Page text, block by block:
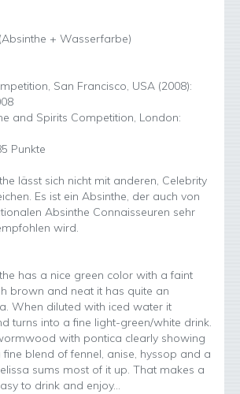
+ Wasserfarbe)
San Francisco, USA (2008):
and Spirits Competition, London:
Punkte
lässt sich nicht mit anderen, Celebrity
Es ist ein Absinthe, der auch von
Absinthe Connaisseuren sehr
wird.
has a nice green color with a faint
brown and neat it has quite an
When diluted with iced water it
turns into a fine light-green/white drink.
with pontica clearly showing
blend of fennel, anise, hyssop and a
sums most of it up. That makes a
to drink and enjoy…